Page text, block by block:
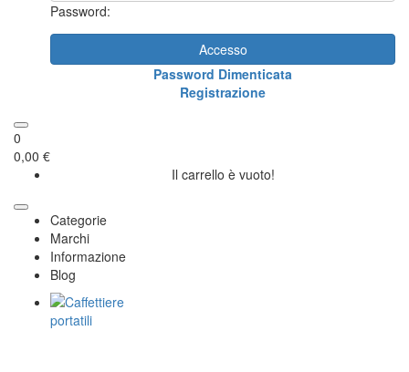
Password:
Accesso
Password Dimenticata
Registrazione
0
0,00 €
Il carrello è vuoto!
Categorie
Marchi
Informazione
Blog